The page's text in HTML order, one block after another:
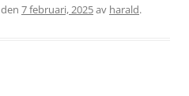
den 7 februari, 2025av harald.